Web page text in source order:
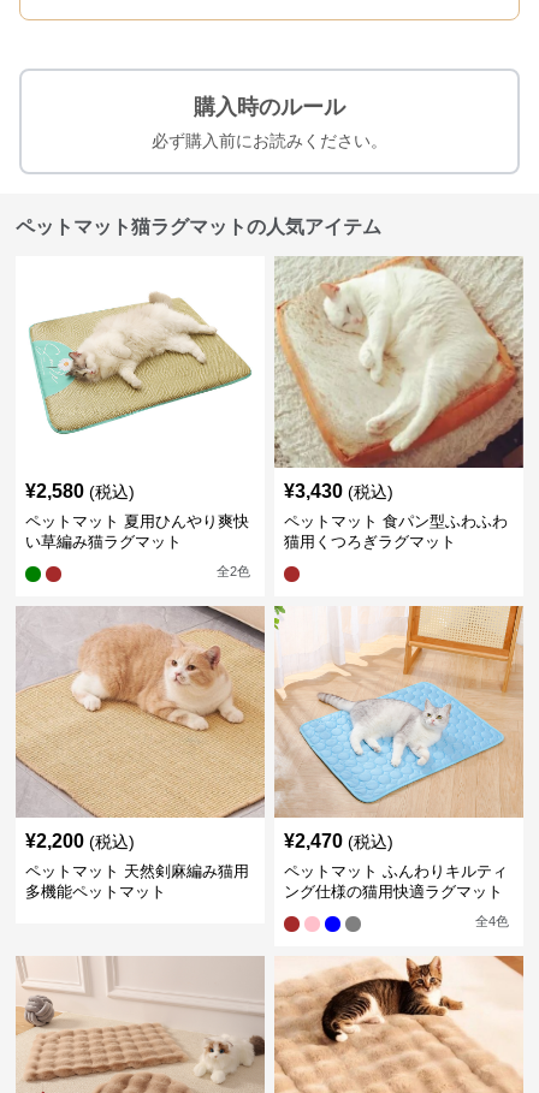
購入時のルール
必ず購入前にお読みください。
ペットマット猫ラグマットの人気アイテム
¥2,580 (税込)
ペットマット 夏用ひんやり爽快
い草編み猫ラグマット
全2色
¥3,430 (税込)
ペットマット 食パン型ふわふわ
猫用くつろぎラグマット
¥2,200 (税込)
ペットマット 天然剣麻編み猫用
多機能ペットマット
¥2,470 (税込)
ペットマット ふんわりキルティ
ング仕様の猫用快適ラグマット
全4色